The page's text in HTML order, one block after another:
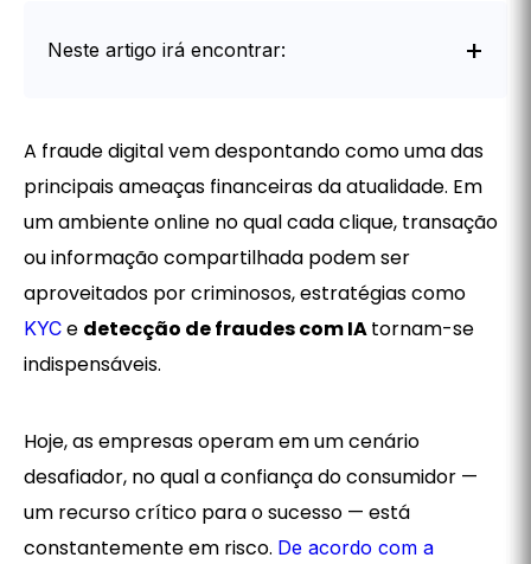
Neste artigo irá encontrar:
A fraude digital vem despontando como uma das
principais ameaças financeiras da atualidade. Em
um ambiente online no qual cada clique, transação
ou informação compartilhada podem ser
aproveitados por criminosos, estratégias como
KYC e detecção de fraudes com IAtornam-se
indispensáveis.
Hoje, as empresas operam em um cenário
desafiador, no qual a confiança do consumidor —
um recurso crítico para o sucesso — está
constantemente em risco. De acordo com a